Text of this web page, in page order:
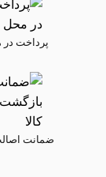
پرداخت
ضمانت